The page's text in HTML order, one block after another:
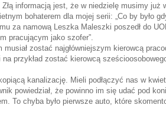
informacją jest, że w niedzielę musimy już
bohaterem dla mojej serii: „Co by było
za namową Leszka Maleszki poszedł do
pracującym jako szofer”.
zostać najgłówniejszym kierowcą
przykład zostać kierowcą
kanalizację. Mieli podłączyć nas w
powiedział, że powinno im się udać pod
To chyba było pierwsze auto, które